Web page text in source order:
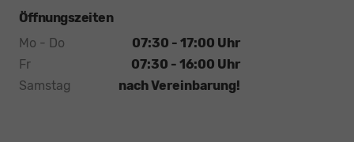
Öffnungszeiten
Mo - Do
07:30 - 17:00 Uhr
Fr
07:30 - 16:00 Uhr
Samstag
nach Vereinbarung!